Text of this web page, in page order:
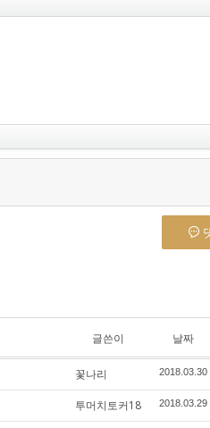
글쓴이 날짜
꽃나리 2018.03.30
투머치토커18 2018.03.29